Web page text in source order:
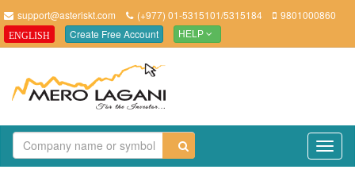
support@asteriskt.com (+977) 01-5315101/5315184 9801000860
ENGLISH Create Free Account HELP